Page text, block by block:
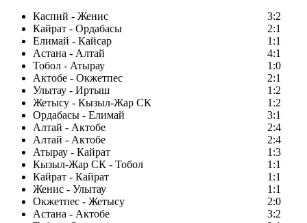
Каспий - Женис
3:2
Кайрат - Ордабасы
2:1
Елимай - Кайсар
1:1
Астана - Алтай
4:1
Тобол - Атырау
1:0
Актобе - Окжетпес
2:1
Улытау - Иртыш
1:2
Жетысу - Кызыл-Жар СК
1:2
Ордабасы - Елимай
3:1
Алтай - Актобе
2:4
Алтай - Актобе
2:4
Атырау - Кайрат
1:3
Кызыл-Жар СК - Тобол
1:1
Кайрат - Кайрат
1:1
Женис - Улытау
1:1
Окжетпес - Жетысу
2:0
Астана - Актобе
3:2